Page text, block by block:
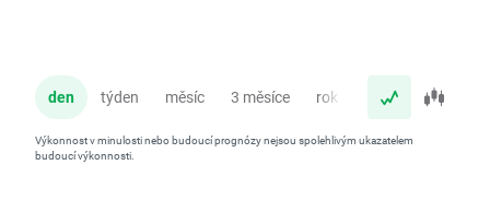
den týden měsíc 3 měsíce rok
Výkonnost v minulosti nebo budoucí prognózy nejsou spolehlivým ukazatelem
budoucí výkonnosti.